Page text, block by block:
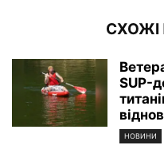
СХОЖІ
SUP-
НОВИНИ